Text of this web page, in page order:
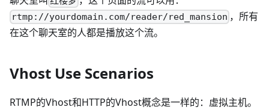
rtmp://yourdomain.com/reader/red_mansion ，所有
在这个聊天室的人都是播放这个流。
Vhost Use Scenarios
RTMP的Vhost和HTTP的Vhost概念是一样的：虚拟主机。